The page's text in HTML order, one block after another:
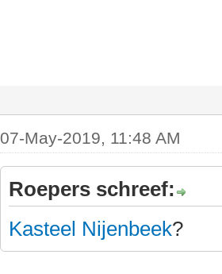
07-May-2019, 11:48 AM
Roepers schreef:
Kasteel Nijenbeek?